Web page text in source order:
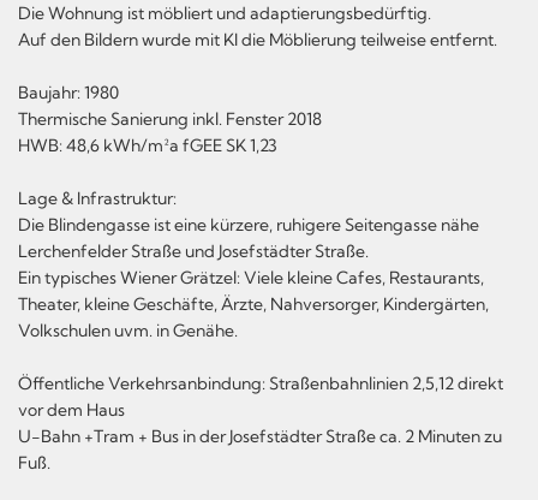
Die Wohnung ist möbliert und adaptierungsbedürftig.
Auf den Bildern wurde mit KI die Möblierung teilweise entfernt.
Baujahr: 1980
Thermische Sanierung inkl. Fenster 2018
HWB: 48,6 kWh/m²a fGEE SK 1,23
Lage & Infrastruktur:
Die Blindengasse ist eine kürzere, ruhigere Seitengasse nähe
Lerchenfelder Straße und Josefstädter Straße.
Ein typisches Wiener Grätzel: Viele kleine Cafes, Restaurants,
Theater, kleine Geschäfte, Ärzte, Nahversorger, Kindergärten,
Volkschulen uvm. in Genähe.
Öffentliche Verkehrsanbindung: Straßenbahnlinien 2,5,12 direkt
vor dem Haus
U-Bahn +Tram + Bus in der Josefstädter Straße ca. 2 Minuten zu
Fuß.